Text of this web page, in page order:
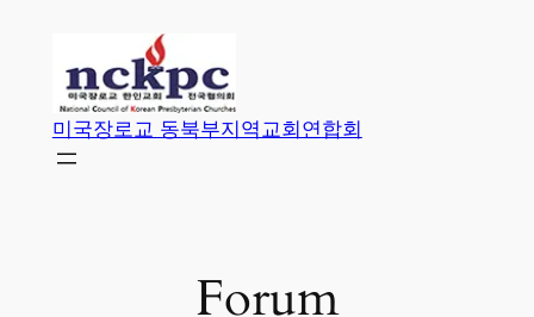
미국장로교 동북부지역교회연합회
Forum